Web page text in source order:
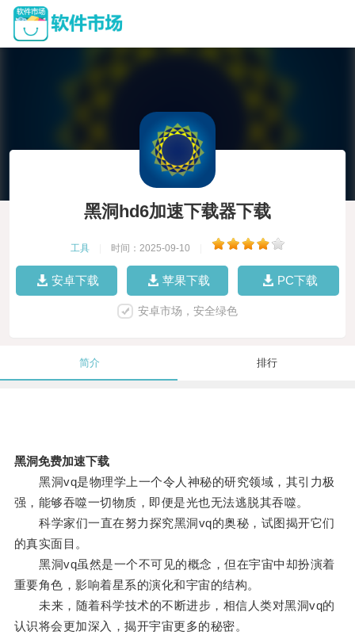
黑洞hd6加速下载器下载
工具 时间：2025-09-10
安卓下载 苹果下载 PC下载
安卓市场，安全绿色
简介 排行
黑洞免费加速下载
黑洞vq是物理学上一个令人神秘的研究领域，其引力极
强，能够吞噬一切物质，即便是光也无法逃脱其吞噬。
科学家们一直在努力探究黑洞vq的奥秘，试图揭开它们
的真实面目。
黑洞vq虽然是一个不可见的概念，但在宇宙中却扮演着
重要角色，影响着星系的演化和宇宙的结构。
未来，随着科学技术的不断进步，相信人类对黑洞vq的
认识将会更加深入，揭开宇宙更多的秘密。